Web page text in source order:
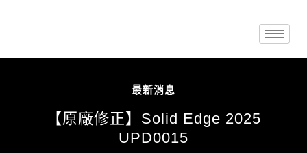
最新消息
【原廠修正】Solid Edge 2025
UPD0015